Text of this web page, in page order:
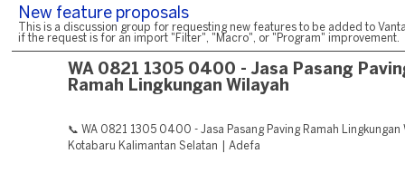
New feature proposals
This is a discussion group for requesting new features to be added to
if the request is for an import "Filter", "Macro", or "Program" improvement.
WA 0821 1305 0400 - Jasa Pasang
Ramah Lingkungan Wilayah
📞 WA 0821 1305 0400 - Jasa Pasang Paving Ramah Lingkungan
Kotabaru Kalimantan Selatan | Adefa